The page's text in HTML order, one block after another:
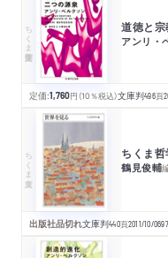
ちくま学芸文庫 道徳と
アンリ・
定価:1,760円 （10％税込）文庫判496頁
ちくま文庫 ちくま
鶴見俊輔
出版社品切れ文庫判440頁2011/10/06